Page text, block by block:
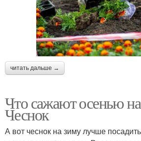
читать дальше →
Что сажают осенью
Чеснок
А вот чеснок на зиму лучше